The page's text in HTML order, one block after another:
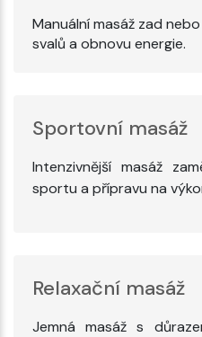
Manuální masáž zad
svalů a obnovu energie.
Sportovní masáž
Intenzivnější masáž
sportu a přípravu na
Relaxační masáž
Jemná masáž s